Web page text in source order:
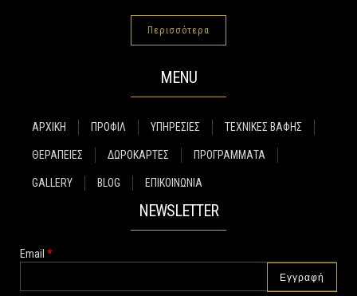
Περισσότερα
MENU
ΑΡΧΙΚΗ ΠΡΟΦΙΛ ΥΠΗΡΕΣΙΕΣ ΤΕΧΝΙΚΕΣ ΒΑΦΗΣ
ΘΕΡΑΠΕΙΕΣ ΔΩΡΟΚΑΡΤΕΣ ΠΡΟΓΡΑΜΜΑΤΑ
GALLERY BLOG ΕΠΙΚΟΙΝΩΝΙΑ
NEWSLETTER
Email *